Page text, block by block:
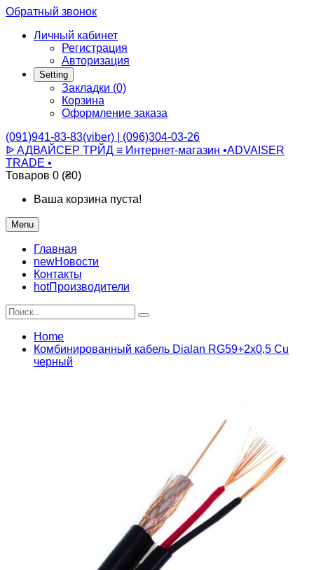
Обратный звонок
Личный кабинет
Регистрация
Авторизация
Setting
Закладки (0)
Корзина
Оформление заказа
(091)941-83-83(viber) | (096)304-03-26
ᐉ АДВАЙСЕР ТРЙД ≡ Интернет-магазин •ADVAISER
TRADE •
Товаров 0 (₴0)
Ваша корзина пуста!
Menu
Главная
newНовости
Контакты
hotПроизводители
Home
Комбинированный кабель Dialan RG59+2х0,5 Cu
черный